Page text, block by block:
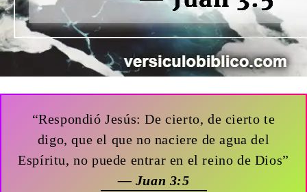
“Respondió Jesús: De cierto, de cierto te
digo, que el que no naciere de agua del
Espíritu, no puede entrar en el reino de Dios”
— Juan 3:5